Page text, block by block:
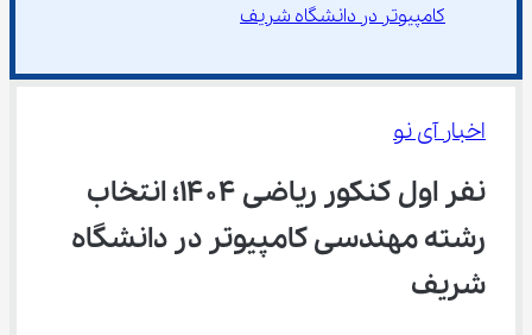
کامپیوتر در دانشگاه شریف
اخبار آی نو
نفر اول کنکور ریاضی ۱۴۰۴؛ انتخاب
رشته مهندسی کامپیوتر در دانشگاه
شریف